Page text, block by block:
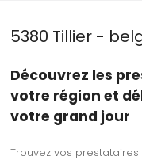
5380 Tillier -
Découvrez les
votre région et
votre grand jour
Trouvez vos